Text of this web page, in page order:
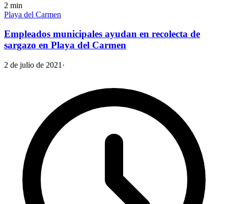
2 min
Playa del Carmen
Empleados municipales ayudan en recolecta de
sargazo en Playa del Carmen
2 de julio de 2021 ·